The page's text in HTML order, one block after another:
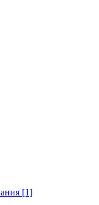
[1]